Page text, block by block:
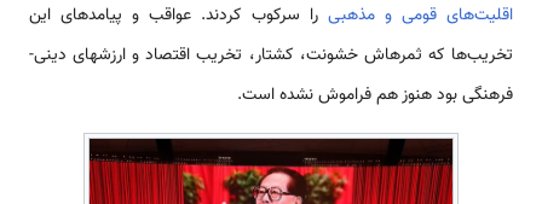
اقلیت­‌های قومی و مذهبی را سرکوب کردند. عواقب و پیامدهای این
تخریب‌­ها که ثمره­اش خشونت، کشتار، تخریب اقتصاد و ارزش­های دینی-
فرهنگی بود هنوز هم فراموش نشده است.